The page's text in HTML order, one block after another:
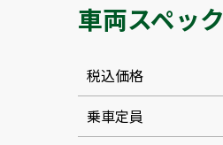
車両スペック
税込価格
乗車定員